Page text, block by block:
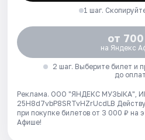
1 шаг.
от
на Яндекс
2 шаг. Выберите билет и
до
Реклама. ООО "ЯНДЕКС МУЗЫКА",
25H8d7vbP8SRTvHZrUcdLB
при покупке билетов от 3 000 ₽ на
Афише!